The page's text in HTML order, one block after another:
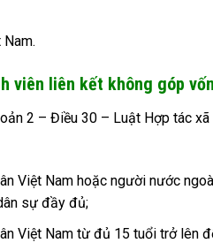
Nam.
viên liên kết không góp vốn
2 – Điều 30 – Luật Hợp tác
Việt Nam hoặc người nước
sự đầy đủ;
Việt Nam từ đủ 15 tuổi trở lên